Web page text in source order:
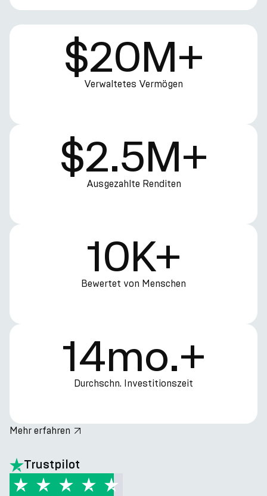
$20M+
Verwaltetes Vermögen
$2.5M+
Ausgezahlte Renditen
10K+
Bewertet von Menschen
14mo.+
Durchschn. Investitionszeit
Mehr erfahren
Trustpilot